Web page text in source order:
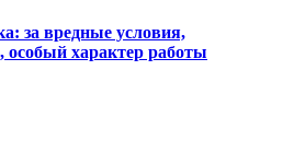
за вредные условия,
характер работы